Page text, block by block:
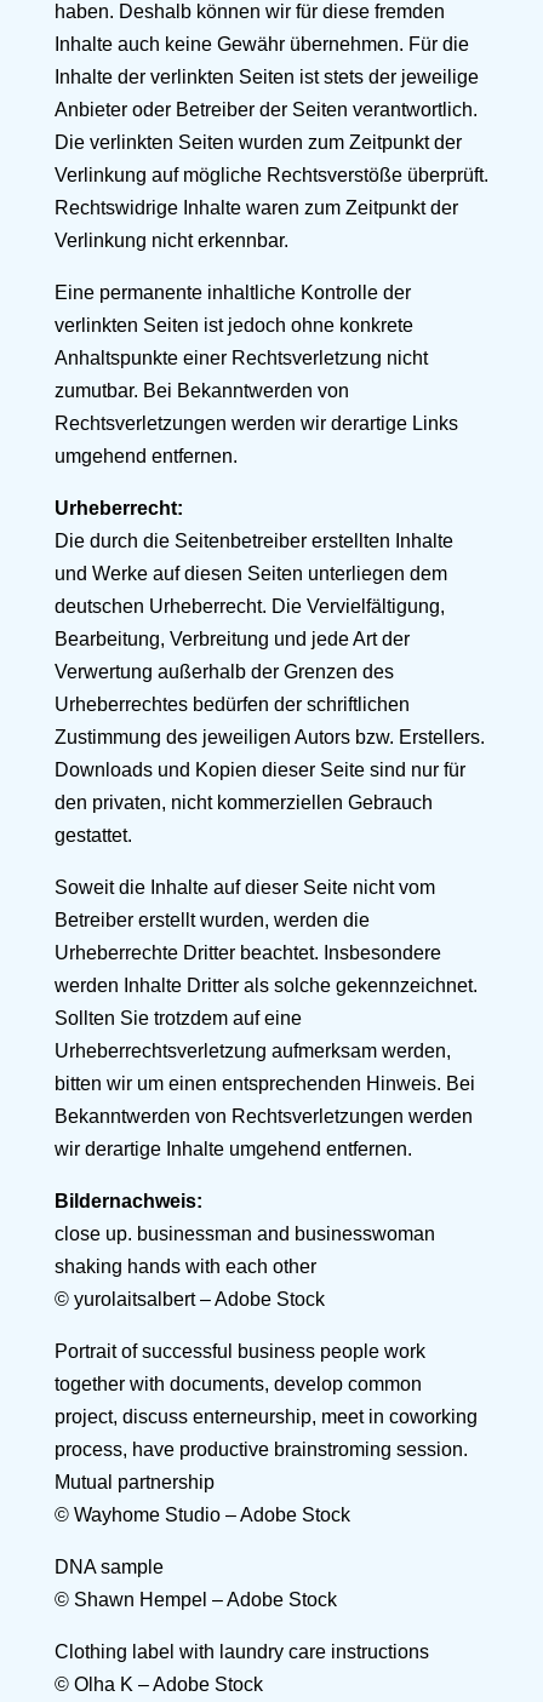
haben. Deshalb können wir für diese fremden
Inhalte auch keine Gewähr übernehmen. Für die
Inhalte der verlinkten Seiten ist stets der jeweilige
Anbieter oder Betreiber der Seiten verantwortlich.
Die verlinkten Seiten wurden zum Zeitpunkt der
Verlinkung auf mögliche Rechtsverstöße überprüft.
Rechtswidrige Inhalte waren zum Zeitpunkt der
Verlinkung nicht erkennbar.
Eine permanente inhaltliche Kontrolle der
verlinkten Seiten ist jedoch ohne konkrete
Anhaltspunkte einer Rechtsverletzung nicht
zumutbar. Bei Bekanntwerden von
Rechtsverletzungen werden wir derartige Links
umgehend entfernen.
Urheberrecht:
Die durch die Seitenbetreiber erstellten Inhalte
und Werke auf diesen Seiten unterliegen dem
deutschen Urheberrecht. Die Vervielfältigung,
Bearbeitung, Verbreitung und jede Art der
Verwertung außerhalb der Grenzen des
Urheberrechtes bedürfen der schriftlichen
Zustimmung des jeweiligen Autors bzw. Erstellers.
Downloads und Kopien dieser Seite sind nur für
den privaten, nicht kommerziellen Gebrauch
gestattet.
Soweit die Inhalte auf dieser Seite nicht vom
Betreiber erstellt wurden, werden die
Urheberrechte Dritter beachtet. Insbesondere
werden Inhalte Dritter als solche gekennzeichnet.
Sollten Sie trotzdem auf eine
Urheberrechtsverletzung aufmerksam werden,
bitten wir um einen entsprechenden Hinweis. Bei
Bekanntwerden von Rechtsverletzungen werden
wir derartige Inhalte umgehend entfernen.
Bildernachweis:
close up. businessman and businesswoman
shaking hands with each other
© yurolaitsalbert – Adobe Stock
Portrait of successful business people work
together with documents, develop common
project, discuss enterneurship, meet in coworking
process, have productive brainstroming session.
Mutual partnership
© Wayhome Studio – Adobe Stock
DNA sample
© Shawn Hempel – Adobe Stock
Clothing label with laundry care instructions
© Olha K – Adobe Stock